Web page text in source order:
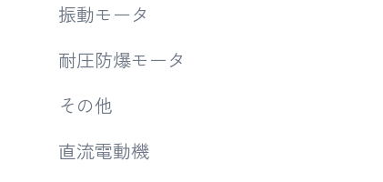
振動モータ
耐圧防爆モータ
その他
直流電動機